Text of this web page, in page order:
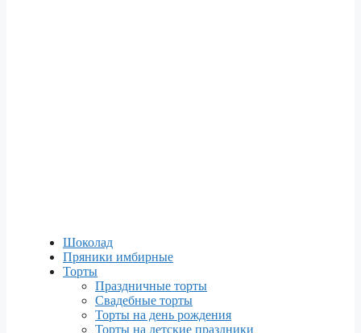
Шоколад
Пряники имбирные
Торты
Праздничные торты
Свадебные торты
Торты на день рождения
Торты на детские праздники